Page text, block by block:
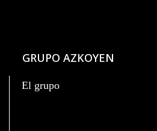
GRUPO AZKOYEN
El grupo